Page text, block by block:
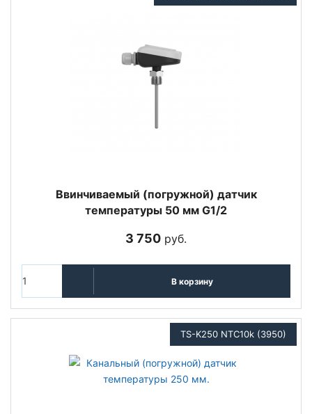
Ввинчиваемый (погружной) датчик
температуры 50 мм G1/2
3 750 руб.
В корзину
TS-K250 NTC10k (3950)